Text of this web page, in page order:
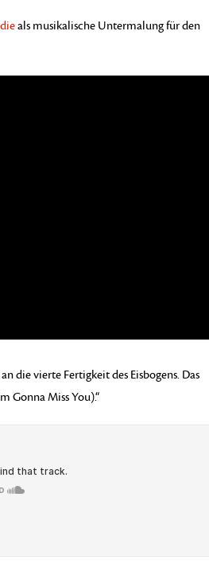
als musikalische Untermalung für den
die vierte Fertigkeit des Eisbogens. Das
Gonna Miss You).“